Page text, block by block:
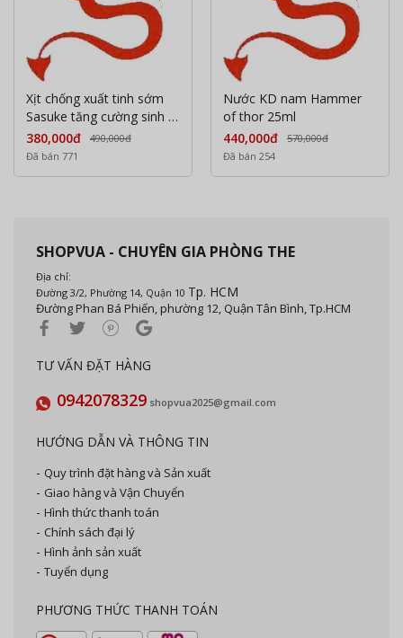
Xịt chống xuất tinh sớm
Sasuke tăng cường sinh lý
10ml
380,000đ
490,000đ
Đã bán 771
Nước KD nam Hammer
of thor 25ml
440,000đ
570,000đ
Đã bán 254
SHOPVUA - CHUYÊN GIA PHÒNG THE
Địa chỉ:
Đường 3/2, Phường 14, Quận 10 Tp. HCM
Đường Phan Bá Phiến, phường 12, Quận Tân Bình, Tp.HCM
TƯ VẤN ĐẶT HÀNG
0942078329 shopvua2025@gmail.com
HƯỚNG DẪN VÀ THÔNG TIN
Quy trình đặt hàng và Sản xuất
Giao hàng và Vận Chuyển
Hình thức thanh toán
Chính sách đại lý
Hình ảnh sản xuất
Tuyển dụng
PHƯƠNG THỨC THANH TOÁN